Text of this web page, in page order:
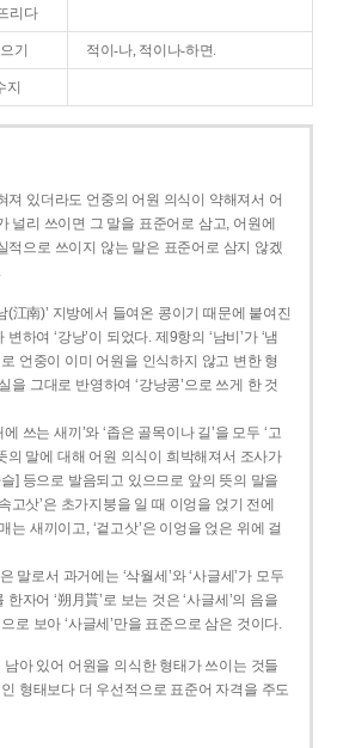
리다
기 적이-나, 적이나-하면.
지
져 있더라도 언중의 어원 의식이 약해져서 어
널리 쓰이면 그 말을 표준어로 삼고, 어원에
적으로 쓰이지 않는 말은 표준어로 삼지 않겠
(江南)’ 지방에서 들여온 콩이기 때문에 붙여진
하여 ‘강낭’이 되었다. 제9항의 ‘남비’가 ‘냄
언중이 이미 어원을 인식하지 않고 변한 형
을 그대로 반영하여 ‘강낭콩’으로 쓰게 한 것
쓰는 새끼’와 ‘좁은 골목이나 길’을 모두 ‘고
의 말에 대해 어원 의식이 희박해져서 조사가
] 등으로 발음되고 있으므로 앞의 뜻의 말을
고삿’은 초가지붕을 일 때 이엉을 얹기 전에
는 새끼이고, ‘겉고삿’은 이엉을 얹은 위에 걸
말로서 과거에는 ‘삭월세’와 ‘사글세’가 모두
한자어 ‘朔月貰’로 보는 것은 ‘사글세’의 음을
로 보아 ‘사글세’만을 표준으로 삼은 것이다.
아 있어 어원을 의식한 형태가 쓰이는 것들
형태보다 더 우선적으로 표준어 자격을 주도